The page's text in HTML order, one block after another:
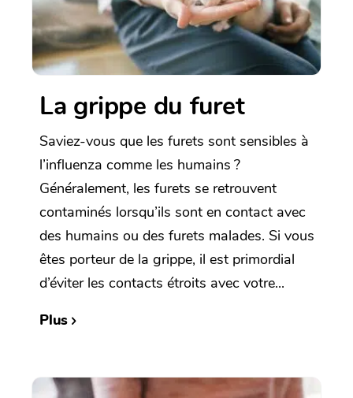
La grippe du furet
Saviez-vous que les furets sont sensibles à
l’influenza comme les humains ?
Généralement, les furets se retrouvent
contaminés lorsqu’ils sont en contact avec
des humains ou des furets malades. Si vous
êtes porteur de la grippe, il est primordial
d’éviter les contacts étroits avec votre...
Plus